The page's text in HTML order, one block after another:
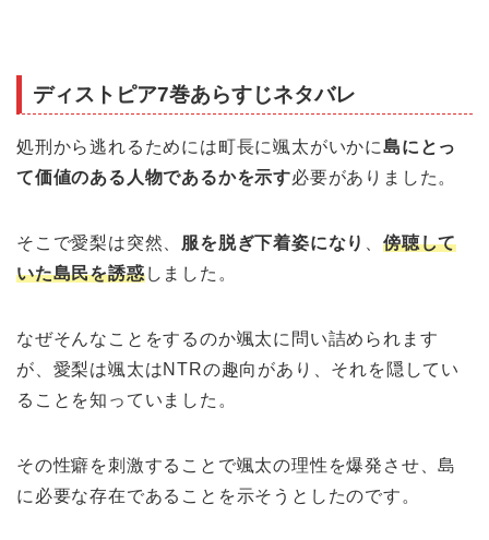
ディストピア7巻あらすじネタバレ
処刑から逃れるためには町長に颯太がいかに島にとっ
て価値のある人物であるかを示す必要がありました。
そこで愛梨は突然、 服を脱ぎ下着姿になり 、傍聴して
いた島民を誘惑しました。
なぜそんなことをするのか颯太に問い詰められます
が、愛梨は颯太はNTRの趣向があり、それを隠してい
ることを知っていました。
その性癖を刺激することで颯太の理性を爆発させ、島
に必要な存在であることを示そうとしたのです。